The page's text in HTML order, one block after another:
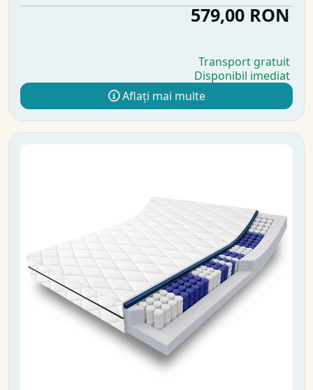
579,00 RON
Transport gratuit
Disponibil imediat
Aflați mai multe